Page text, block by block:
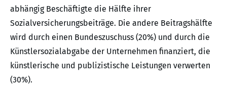
abhängig Beschäftigte die Hälfte ihrer
Sozialversicherungsbeiträge. Die andere Beitragshälfte
wird durch einen Bundeszuschuss (20%) und durch die
Künstlersozialabgabe der Unternehmen finanziert, die
künstlerische und publizistische Leistungen verwerten
(30%).